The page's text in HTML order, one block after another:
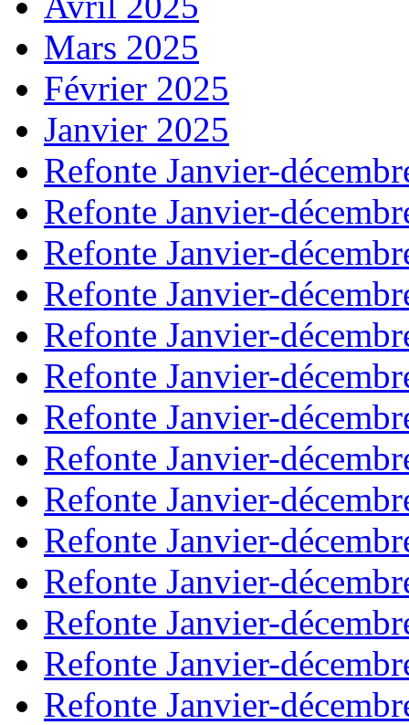
Mars 2025
Février 2025
Janvier 2025
Refonte Janvier-
Refonte Janvier-
Refonte Janvier-
Refonte Janvier-
Refonte Janvier-
Refonte Janvier-
Refonte Janvier-
Refonte Janvier-
Refonte Janvier-
Refonte Janvier-
Refonte Janvier-
Refonte Janvier-
Refonte Janvier-
Refonte Janvier-